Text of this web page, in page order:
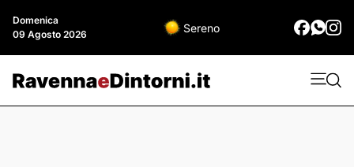
Domenica
09 Agosto 2026
Sereno